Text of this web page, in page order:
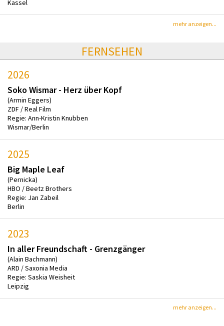
Kassel
mehr anzeigen...
FERNSEHEN
2026
Soko Wismar - Herz über Kopf
(Armin Eggers)
ZDF / Real Film
Regie: Ann-Kristin Knubben
Wismar/Berlin
2025
Big Maple Leaf
(Pernicka)
HBO / Beetz Brothers
Regie: Jan Zabeil
Berlin
2023
In aller Freundschaft - Grenzgänger
(Alain Bachmann)
ARD / Saxonia Media
Regie: Saskia Weisheit
Leipzig
mehr anzeigen...